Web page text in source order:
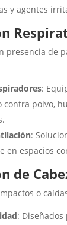
y agentes
presencia de
:
polvo,
:
en espacios
de
o
: